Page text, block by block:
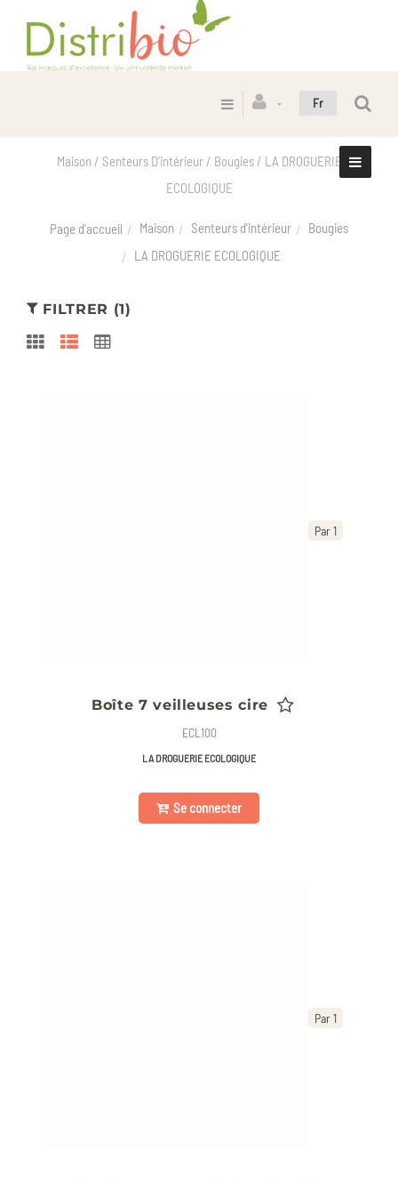
Fr
Maison / Senteurs D'intérieur / Bougies / LA DROGUERIE
ECOLOGIQUE
Page d'accueil Maison Senteurs d'intérieur
Bougies
LA DROGUERIE ECOLOGIQUE
FILTRER (1)
Par 1
Boîte 7 veilleuses cire
ECL100
LA DROGUERIE ECOLOGIQUE
Se connecter
Par 1